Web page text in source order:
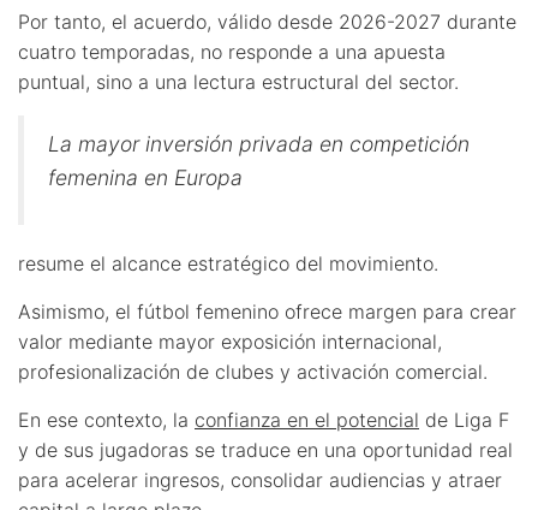
Por tanto, el acuerdo, válido desde 2026-2027 durante
cuatro temporadas, no responde a una apuesta
puntual, sino a una lectura estructural del sector.
La mayor inversión privada en competición
femenina en Europa
resume el alcance estratégico del movimiento.
Asimismo, el fútbol femenino ofrece margen para crear
valor mediante mayor exposición internacional,
profesionalización de clubes y activación comercial.
En ese contexto, la confianza en el potencial de Liga F
y de sus jugadoras se traduce en una oportunidad real
para acelerar ingresos, consolidar audiencias y atraer